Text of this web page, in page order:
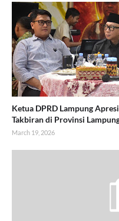
Ketua DPRD Lampung
Takbiran di Provinsi
March 19, 2026